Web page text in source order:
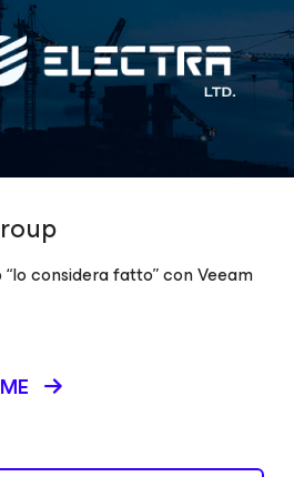
considera fatto” con Veeam